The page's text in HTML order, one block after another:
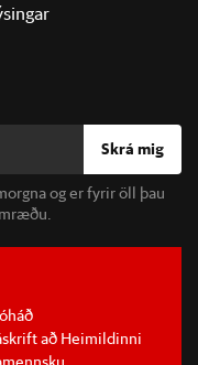
Skrá mig
og er fyrir öll þau
að Heimildinni